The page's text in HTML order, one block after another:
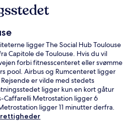
ligger The Social Hub Toulouse
Capitole de Toulouse. Hvis du vil
forbi fitnesscenteret eller svømme
pool. Airbus og Rumcenteret ligger
er vilde med stedets
ligger kun en kort gåtur
Metrostation ligger 6
ligger 11 minutter derfra.